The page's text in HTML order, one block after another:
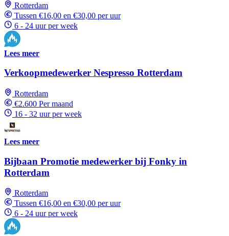
Rotterdam
Tussen €16,00 en €30,00 per uur
6 - 24 uur per week
Lees meer
Verkoopmedewerker Nespresso Rotterdam
Rotterdam
€2.600 Per maand
16 - 32 uur per week
Lees meer
Bijbaan Promotie medewerker bij Fonky in
Rotterdam
Rotterdam
Tussen €16,00 en €30,00 per uur
6 - 24 uur per week